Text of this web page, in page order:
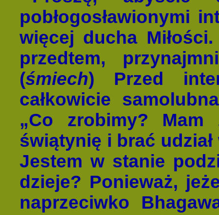
pobłogosławionymi
więcej ducha
przedtem,
(śmiech) Przed
całkowicie
„Co zrobimy? Mam
świątynię i brać
Jestem w stanie
dzieje? Ponieważ,
naprzeciwko